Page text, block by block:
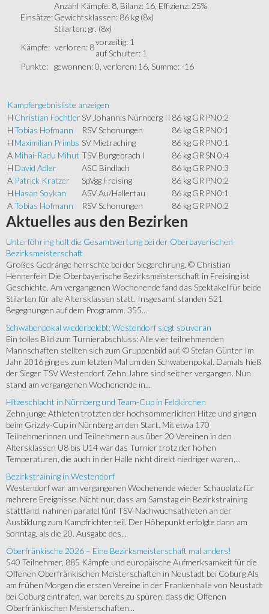
Einsätze:
Anzahl Kämpfe: 8, Bilanz: 16, Effizienz: 25%
Gewichtsklassen: 86 kg (8x)
Stilarten: gr. (8x)
Kämpfe: verloren: 8
vorzeitig: 1
auf Schulter: 1
Punkte: gewonnen: 0, verloren: 16, Summe: -16
Kampfergebnisliste anzeigen
H Christian FochtlerSV Johannis Nürnberg II 86 kgGR PN0:2
HTobias Hofmann RSV Schonungen 86 kgGR PN0:1
H Maximilian Primbs SV Mietraching 86 kgGR PN0:1
A Mihai-Radu Mihut TSV Burgebrach I 86 kgGR SN 0:4
H David Adler ASC Bindlach 86 kgGR PN0:3
A Patrick Kratzer SpVgg Freising 86 kgGR PN0:2
H Hasan Soykan ASV Au/Hallertau 86 kgGR PN0:1
ATobias Hofmann RSV Schonungen 86 kgGR PN0:2
Aktuelles aus den Bezirken
Unterföhring holt die Gesamtwertung bei der Oberbayerischen
Bezirksmeisterschaft
Großes Gedränge herrschte bei der Siegerehrung. © Christian
Hennerfein Die Oberbayerische Bezirksmeisterschaft in Freising ist
Geschichte. Am vergangenen Wochenende fand das Spektakel für beide
Stilarten für alle Altersklassen statt. Insgesamt standen 521
Begegnungen auf dem Programm. 355...
Schwabenpokal wiederbelebt: Westendorf siegt souverän
Ein tolles Bild zum Turnierabschluss: Alle vier teilnehmenden
Mannschaften stellten sich zum Gruppenbild auf. © Stefan Günter Im
Jahr 2016 ging es zum letzten Mal um den Schwabenpokal. Damals hieß
der Sieger TSV Westendorf. Zehn Jahre sind seither vergangen. Nun
stand am vergangenen Wochenende in...
Hitzeschlacht in Nürnberg und Team-Cup in Feldkirchen
Zehn junge Athleten trotzten der hochsommerlichen Hitze und gingen
beim Grizzly-Cup in Nürnberg an den Start. Mit etwa 170
Teilnehmerinnen und Teilnehmern aus über 20 Vereinen in den
Altersklassen U8 bis U14 war das Turnier trotz der hohen
Temperaturen, die auch in der Halle nicht direkt niedriger waren,...
Bezirkstraining in Westendorf
Westendorf war am vergangenen Wochenende wieder Schauplatz für
mehrere Ereignisse. Nicht nur, dass am Samstag ein Bezirkstraining
stattfand, nahmen parallel fünf TSV-Nachwuchsathleten an der
Ausbildung zum Kampfrichter teil. Der Höhepunkt erfolgte dann am
Sonntag, als die 20. Ausgabe des...
Oberfränkische 2026 – Eine Bezirksmeisterschaft mal anders!
540 Teilnehmer, 885 Kämpfe und europäische Aufmerksamkeit für die
Offenen Oberfränkischen Meisterschaften in Neustadt bei Coburg Als
am frühen Morgen die ersten Vereine in der Frankenhalle von Neustadt
bei Coburg eintrafen, war bereits zu spüren, dass die Offenen
Oberfränkischen Meisterschaften...